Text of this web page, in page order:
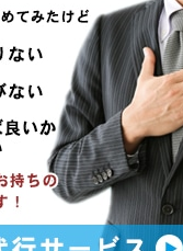
赤橋夏まつり 大洲